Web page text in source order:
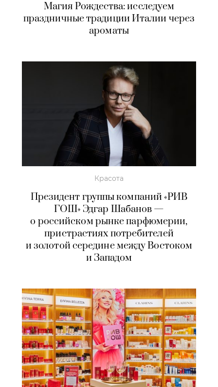
Магия Рождества: исследуем
праздничные традиции Италии через
ароматы
Красота
Президент группы компаний «РИВ
ГОШ» Эдгар Шабанов —
о российском рынке парфюмерии,
пристрастиях потребителей
и золотой середине между Востоком
и Западом